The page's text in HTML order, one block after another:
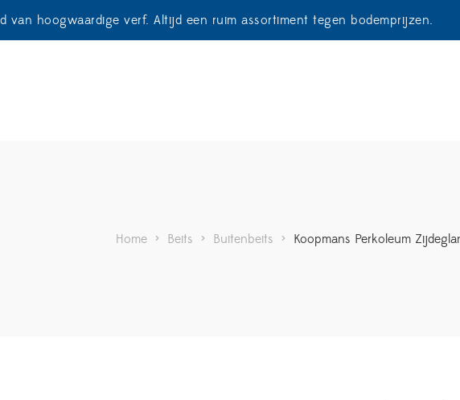
van hoogwaardige verf. Altijd een ruim assortiment tegen bodemprijzen.
Home > Beits > Buitenbeits > Koopmans Perkoleum